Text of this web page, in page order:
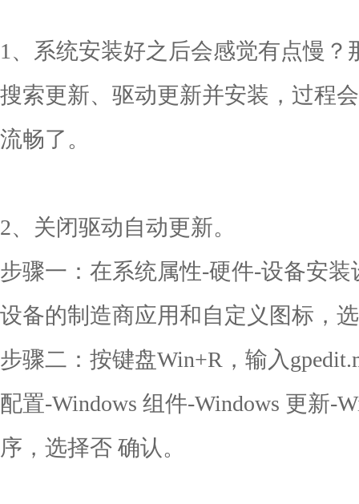
1、系统安装好之后会感觉有点慢
搜索更新、驱动更新并安装，过程
流畅了。
2、关闭驱动自动更新。
步骤一：在系统属性-硬件-设备安
设备的制造商应用和自定义图标，
步骤二：按键盘Win+R，输入
配置-Windows 组件-Windows 更新-
序，选择否 确认。